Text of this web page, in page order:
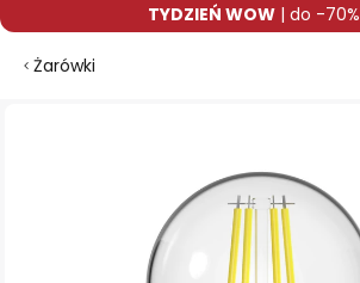
TYDZIEŃ WOW| do -70%
Żarówki